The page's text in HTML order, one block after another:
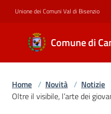
Unione dei Comuni Val di Bisenzio
Comune di
Comune di
Cantagallo
Amministrazione
Home / Novità / Notizie
Oltre il visibile, l’arte dei